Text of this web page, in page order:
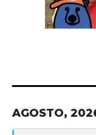
AGOSTO,